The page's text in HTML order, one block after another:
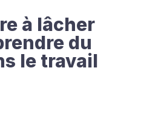
à lâcher
du
le travail